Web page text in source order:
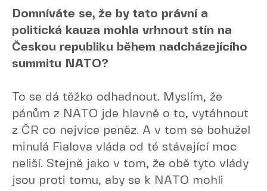
Domníváte se, že by tato právní a
politická kauza mohla vrhnout stín na
Českou republiku během nadcházejícího
summitu NATO?
To se dá těžko odhadnout. Myslím, že
pánům z NATO jde hlavně o to, vytáhnout
z ČR co nejvíce peněz. A v tom se bohužel
minulá Fialova vláda od té stávající moc
neliší. Stejně jako v tom, že obě tyto vlády
jsou proti tomu, aby se k NATO mohli